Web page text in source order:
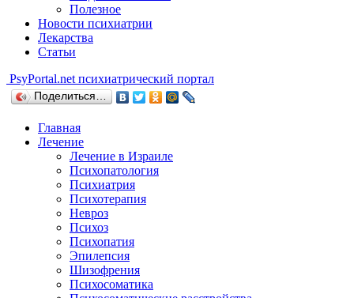
Полезное
Новости психиатрии
Лекарства
Статьи
PsyPortal.net психиатрический портал
Поделиться…
Главная
Лечение
Лечение в Израиле
Психопатология
Психиатрия
Психотерапия
Невроз
Психоз
Психопатия
Эпилепсия
Шизофрения
Психосоматика